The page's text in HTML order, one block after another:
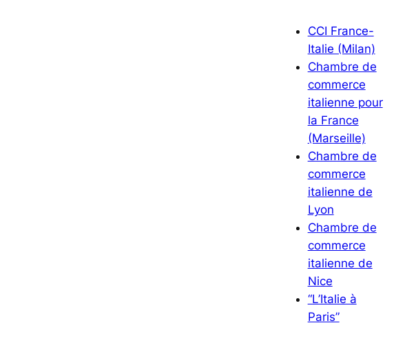
CCI France-
Italie (Milan)
Chambre de
commerce
italienne pour
la France
(Marseille)
Chambre de
commerce
italienne de
Lyon
Chambre de
commerce
italienne de
Nice
“L’Italie à
Paris”